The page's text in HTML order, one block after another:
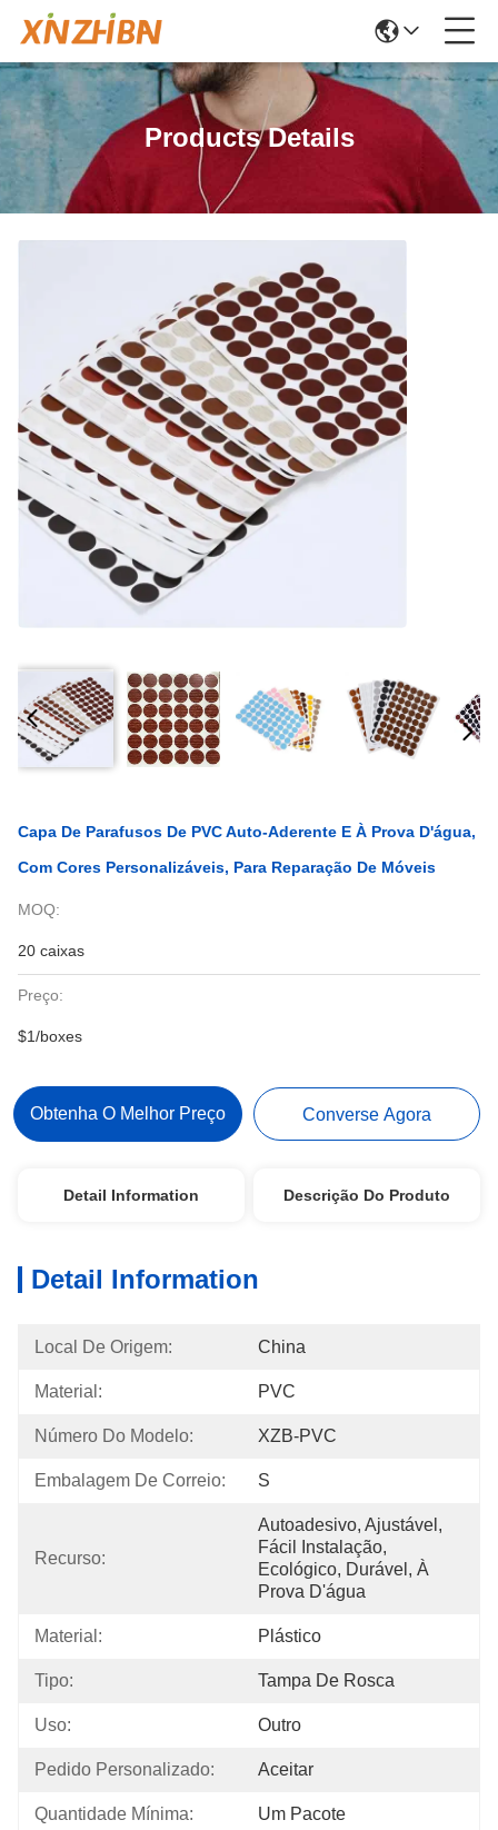
Products Details
Capa De Parafusos De PVC Auto-Aderente E À Prova D'água,
Com Cores Personalizáveis, Para Reparação De Móveis
MOQ:
20 caixas
Preço:
$1/boxes
Obtenha O Melhor Preço Converse Agora
Detail Information Descrição Do Produto
Detail Information
Local De Origem: China
Material: PVC
Número Do Modelo: XZB-PVC
Embalagem De Correio: S
Recurso:
Autoadesivo, Ajustável,
Fácil Instalação,
Ecológico, Durável, À
Prova D'água
Material: Plástico
Tipo: Tampa De Rosca
Uso: Outro
Pedido Personalizado: Aceitar
Quantidade Mínima: Um Pacote